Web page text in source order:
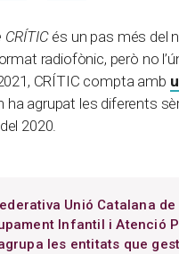
és un pas més del
radiofònic, però no
CRÍTIC compta amb
ha agrupat les diferents
2020.
Unió Catalana
Infantil i Atenció
les entitats que